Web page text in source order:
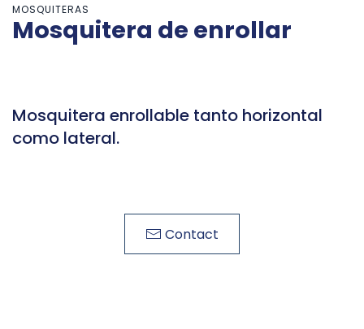
MOSQUITERAS
Mosquitera de enrollar
Mosquitera enrollable tanto horizontal
como lateral.
Contact